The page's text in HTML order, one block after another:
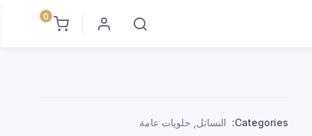
0
Categories: النساتل حلويات عامة